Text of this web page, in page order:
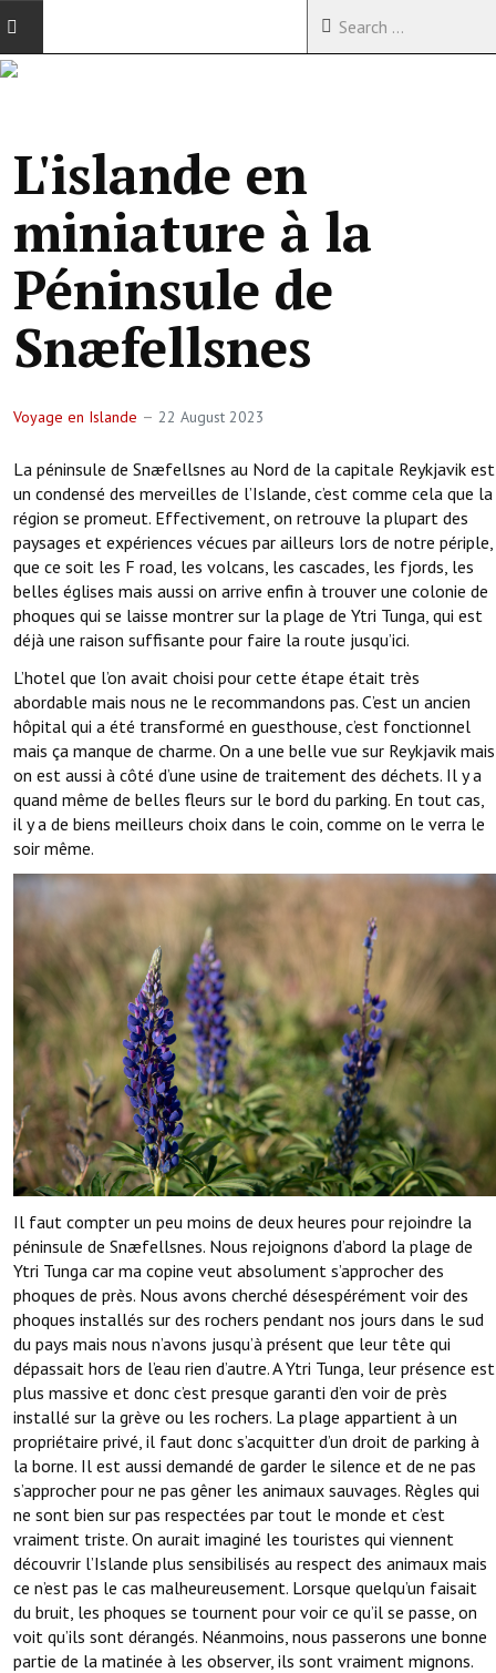
ACCUEIL
VOYAGES EN ASIE
VOYAGES DANS LE MONDE
L'islande en
miniature à la
Péninsule de
Snæfellsnes
Voyage en Islande 22 August 2023
La péninsule de Snæfellsnes au Nord de la capitale Reykjavik est
un condensé des merveilles de l’Islande, c’est comme cela que la
région se promeut. Effectivement, on retrouve la plupart des
paysages et expériences vécues par ailleurs lors de notre périple,
que ce soit les F road, les volcans, les cascades, les fjords, les
belles églises mais aussi on arrive enfin à trouver une colonie de
phoques qui se laisse montrer sur la plage de Ytri Tunga, qui est
déjà une raison suffisante pour faire la route jusqu’ici.
L’hotel que l’on avait choisi pour cette étape était très
abordable mais nous ne le recommandons pas. C’est un ancien
hôpital qui a été transformé en guesthouse, c’est fonctionnel
mais ça manque de charme. On a une belle vue sur Reykjavik mais
on est aussi à côté d’une usine de traitement des déchets. Il y a
quand même de belles fleurs sur le bord du parking. En tout cas,
il y a de biens meilleurs choix dans le coin, comme on le verra le
soir même.
Il faut compter un peu moins de deux heures pour rejoindre la
péninsule de Snæfellsnes. Nous rejoignons d’abord la plage de
Ytri Tunga car ma copine veut absolument s’approcher des
phoques de près. Nous avons cherché désespérément voir des
phoques installés sur des rochers pendant nos jours dans le sud
du pays mais nous n’avons jusqu’à présent que leur tête qui
dépassait hors de l’eau rien d’autre. A Ytri Tunga, leur présence est
plus massive et donc c’est presque garanti d’en voir de près
installé sur la grève ou les rochers. La plage appartient à un
propriétaire privé, il faut donc s’acquitter d’un droit de parking à
la borne. Il est aussi demandé de garder le silence et de ne pas
s’approcher pour ne pas gêner les animaux sauvages. Règles qui
ne sont bien sur pas respectées par tout le monde et c’est
vraiment triste. On aurait imaginé les touristes qui viennent
découvrir l’Islande plus sensibilisés au respect des animaux mais
ce n’est pas le cas malheureusement. Lorsque quelqu’un faisait
du bruit, les phoques se tournent pour voir ce qu’il se passe, on
voit qu’ils sont dérangés. Néanmoins, nous passerons une bonne
partie de la matinée à les observer, ils sont vraiment mignons.